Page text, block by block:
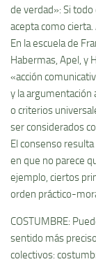
de verdad»: Si
acepta como
En la escuela de
Habermas, Apel, y
«acción
y la
o criterios
ser considerados
El consenso
en que no parece
ejemplo, ciertos
orden práctico-
COSTUMBRE:
sentido más
colectivos: